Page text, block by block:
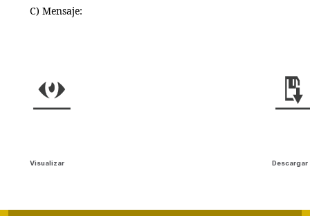
C) Mensaje:
Visualizar Descargar